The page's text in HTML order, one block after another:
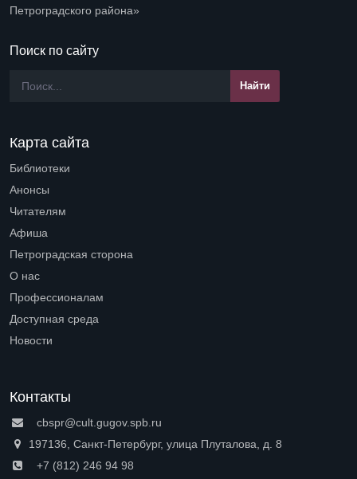
Петроградского района»
Поиск по сайту
Карта сайта
Библиотеки
Анонсы
Читателям
Афиша
Петроградская сторона
О нас
Профессионалам
Доступная среда
Новости
Контакты
cbspr@cult.gugov.spb.ru
197136, Санкт-Петербург, улица Плуталова, д. 8
+7 (812) 246 94 98